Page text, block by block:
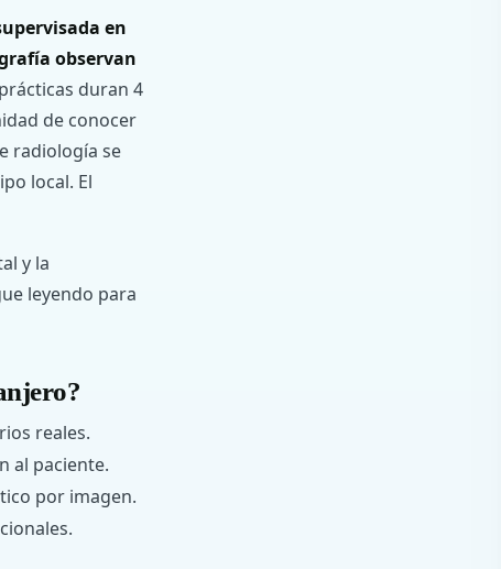
en
observan
duran 4
de conocer
radiología se
local. El
y la
leyendo para
reales.
al paciente.
por imagen.